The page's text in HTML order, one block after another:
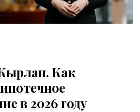
Как
в 2026 году